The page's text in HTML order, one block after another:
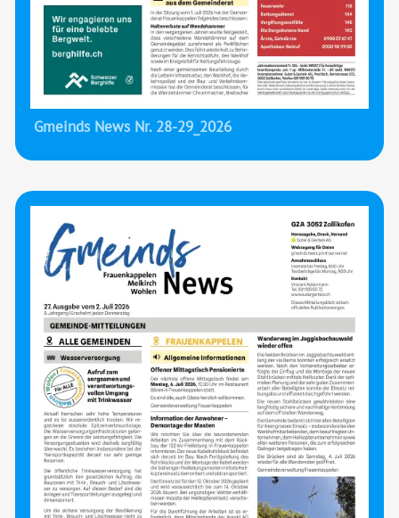
Gmeinds News Nr. 28-29_2026